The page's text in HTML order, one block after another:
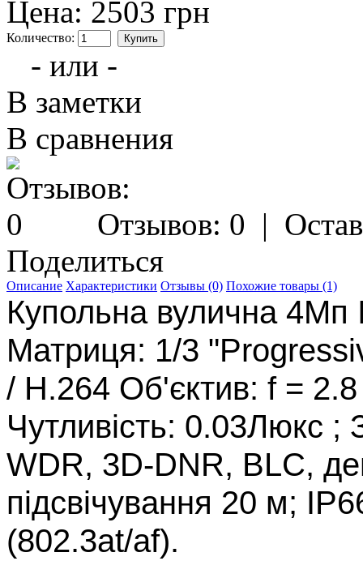
Цена: 2503 грн
Количество:
- или -
В заметки
В сравнения
Отзывов: 0 |
Поделиться
Описание Характеристики Отзывы (0) Похожие товары (1)
Купольна вулична
Матриця: 1/3
/ H.264 Об'єктив: f = 2.8
Чутливість: 0.03Люкс ;
WDR, 3D-DNR, BLC,
підсвічування 20 м;
(802.3at/af).